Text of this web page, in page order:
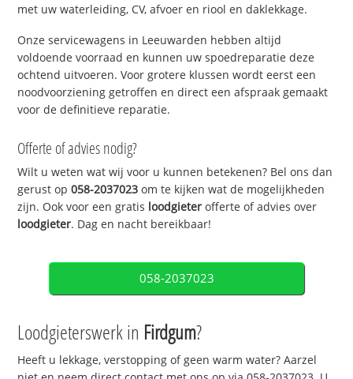
met uw waterleiding, CV, afvoer en riool en daklekkage.
Onze servicewagens in Leeuwarden hebben altijd
voldoende voorraad en kunnen uw spoedreparatie deze
ochtend uitvoeren. Voor grotere klussen wordt eerst een
noodvoorziening getroffen en direct een afspraak gemaakt
voor de definitieve reparatie.
Offerte of advies nodig?
Wilt u weten wat wij voor u kunnen betekenen? Bel ons dan
gerust op058-2037023 om te kijken wat de mogelijkheden
zijn. Ook voor een gratis loodgieter offerte of advies over
loodgieter. Dag en nacht bereikbaar!
058-2037023
Loodgieterswerk in Firdgum?
Heeft u lekkage, verstopping of geen warm water? Aarzel